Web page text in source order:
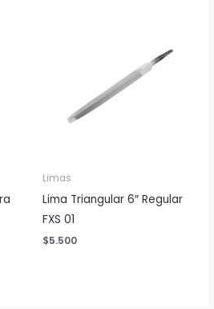
Limas
Lima Triangular 6″ Regular
FXS 01
$5.500